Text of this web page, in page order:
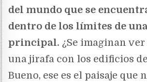
del mundo que se
dentro de los límites de
principal. ¿Se imaginan
una jirafa con los edificios
Bueno, ese es el paisaje que